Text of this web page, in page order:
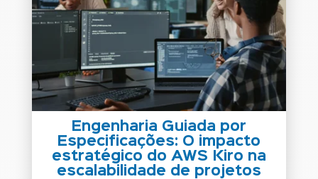
Engenharia Guiada por
Especificações: O impacto
estratégico do AWS Kiro na
escalabilidade de projetos